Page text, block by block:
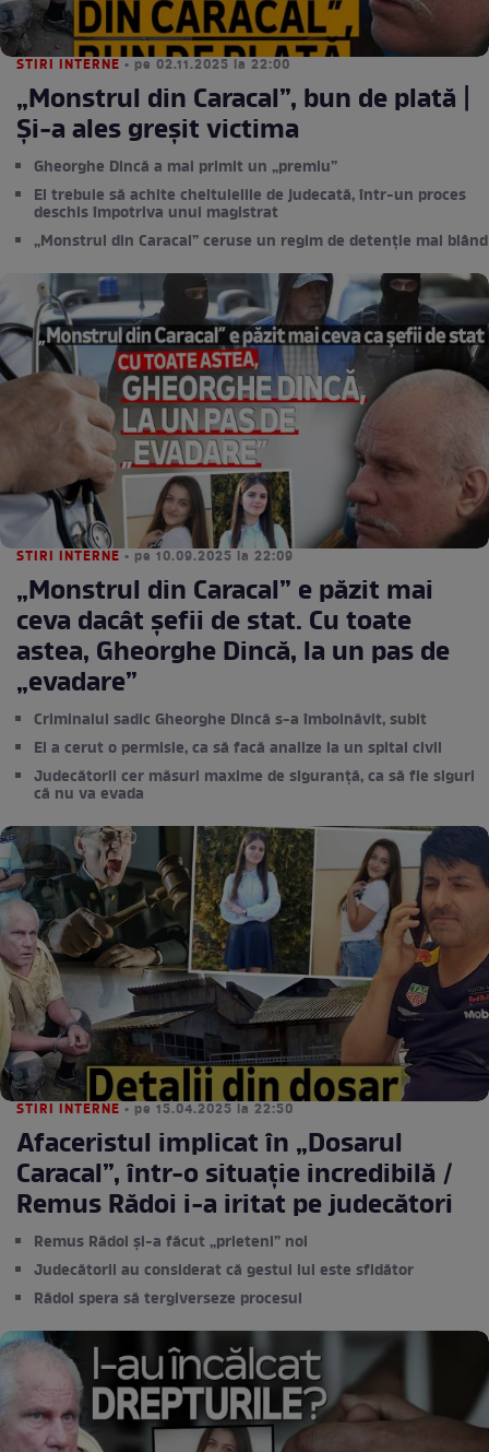
STIRI INTERNE • pe 02.11.2025 la 22:00
„Monstrul din Caracal”, bun de plată |
Și-a ales greșit victima
Gheorghe Dincă a mai primit un „premiu”
El trebuie să achite cheltuielile de judecată, într-un proces
deschis împotriva unui magistrat
„Monstrul din Caracal” ceruse un regim de detenție mai blând
STIRI INTERNE • pe 10.09.2025 la 22:09
„Monstrul din Caracal” e păzit mai
ceva dacât şefii de stat. Cu toate
astea, Gheorghe Dincă, la un pas de
„evadare”
Criminalul sadic Gheorghe Dincă s-a îmbolnăvit, subit
El a cerut o permisie, ca să facă analize la un spital civil
Judecătorii cer măsuri maxime de siguranță, ca să fie siguri
că nu va evada
STIRI INTERNE • pe 15.04.2025 la 22:50
Afaceristul implicat în „Dosarul
Caracal”, într-o situație incredibilă /
Remus Rădoi i-a iritat pe judecători
Remus Rădoi și-a făcut „prieteni” noi
Judecătorii au considerat că gestul lui este sfidător
Rădoi spera să tergiverseze procesul